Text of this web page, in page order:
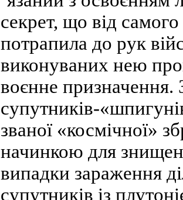
секрет, що від
потрапила до рук
виконуваних нею
воєнне призначення.
супутників-
званої «космічної»
начинкою для
випадки зараження
супутників із